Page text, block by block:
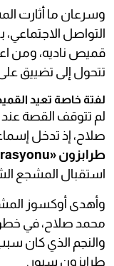
وسرعان ما أثارت
التواصل
قميص ناديه، ومن
تتحول إلى تضييق
لفتة خاصة تعيد
لم تتوقف القصة
صلاح، إذ تدخل
طرابزون «Trabzonlular Federasyonu»
استقبال المشجع
وأهدى أوكسوز
محمد صلاح، في
والنجم الذي كان
طرابزون سبور.